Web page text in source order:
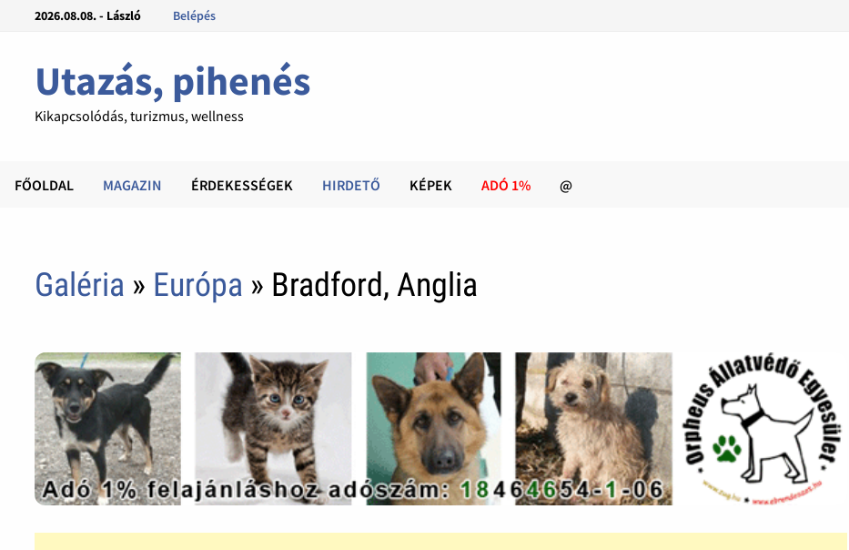
2026.08.08. - László Belépés
Utazás, pihenés
Kikapcsolódás, turizmus, wellness
FŐOLDAL MAGAZIN ÉRDEKESSÉGEK HIRDETŐ KÉPEK ADÓ 1% @
Galéria » Európa » Bradford, Anglia